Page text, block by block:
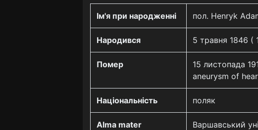
Ім'я при народженні пол. Henryk
Народився 5 травня 1846 (
Помер
15 листопада
aneurysm of
Національність поляк
Alma mater Варшавський